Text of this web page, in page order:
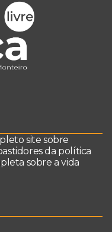
site sobre
da política
sobre a vida